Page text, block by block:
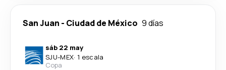
San Juan - Ciudad de México 9 días
sáb 22 may
SJU-MEX· 1 escala
Copa